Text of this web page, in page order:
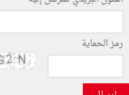
رمز الحماية